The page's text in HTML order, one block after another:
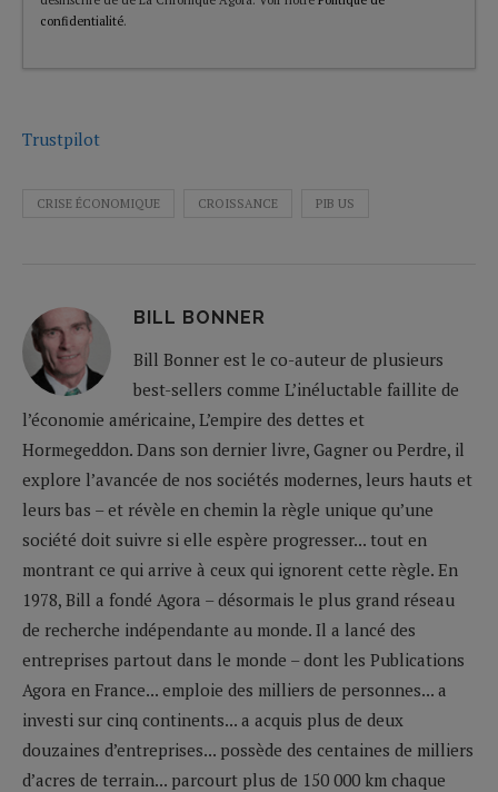
confidentialité.
Trustpilot
CRISE ÉCONOMIQUE CROISSANCE PIB US
BILL BONNER
Bill Bonner est le co-auteur de plusieurs
best-sellers comme L’inéluctable faillite de
l’économie américaine, L’empire des dettes et
Hormegeddon. Dans son dernier livre, Gagner ou Perdre, il
explore l’avancée de nos sociétés modernes, leurs hauts et
leurs bas – et révèle en chemin la règle unique qu’une
société doit suivre si elle espère progresser... tout en
montrant ce qui arrive à ceux qui ignorent cette règle. En
1978, Bill a fondé Agora – désormais le plus grand réseau
de recherche indépendante au monde. Il a lancé des
entreprises partout dans le monde – dont les Publications
Agora en France... emploie des milliers de personnes... a
investi sur cinq continents... a acquis plus de deux
douzaines d’entreprises... possède des centaines de milliers
d’acres de terrain... parcourt plus de 150 000 km chaque